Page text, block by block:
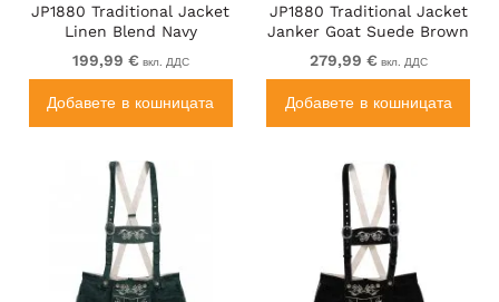
JP1880 Traditional Jacket
Linen Blend Navy
199,99 € вкл. ДДС
Добавете в кошницата
JP1880 Traditional Jacket
Janker Goat Suede Brown
279,99 € вкл. ДДС
Добавете в кошницата